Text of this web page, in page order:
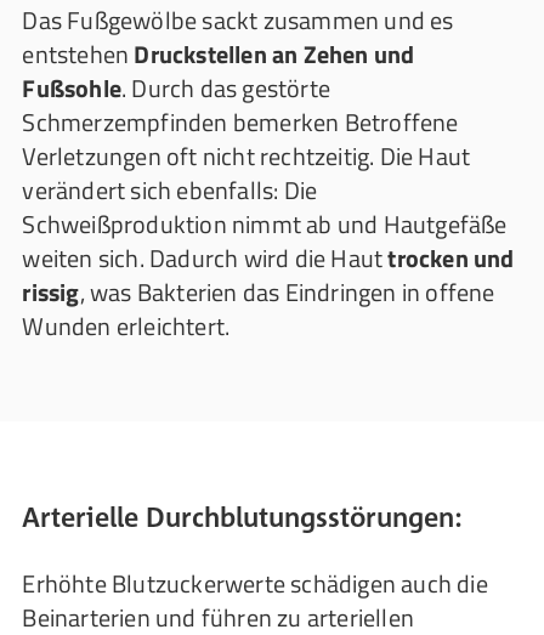
Das Fußgewölbe sackt zusammen und es
entstehenDruckstellen an Zehen und
Fußsohle. Durch das gestörte
Schmerzempfinden bemerken Betroffene
Verletzungen oft nicht rechtzeitig. Die Haut
verändert sich ebenfalls: Die
Schweißproduktion nimmt ab und Hautgefäße
weiten sich. Dadurch wird die Hauttrocken und
rissig, was Bakterien das Eindringen in offene
Wunden erleichtert.
Arterielle Durchblutungsstörungen:
Erhöhte Blutzuckerwerte schädigen auch die
Beinarterien und führen zu arteriellen